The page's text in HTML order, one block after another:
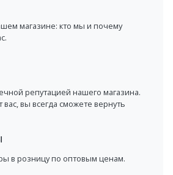
магазине: кто мы и почему
репутацией нашего магазина.
вас, вы всегда сможете вернуть
в розницу по оптовым ценам.